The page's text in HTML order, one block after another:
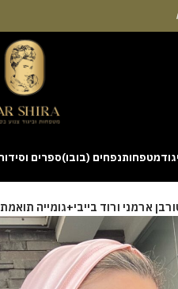
מטפחותנפחים (בובו)ספרים
way to begin without risk is to
probability of long
system guarantees genuine
ארמני ורוד בייבי+גומייה תואמת